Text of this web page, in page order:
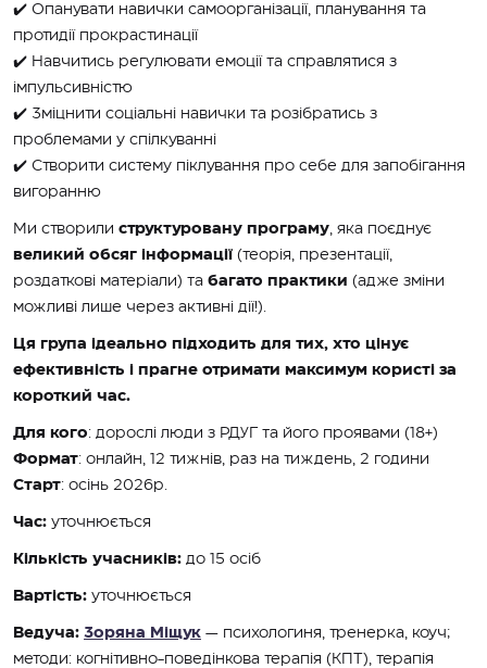
✔️ Опанувати навички самоорганізації, планування та
протидії прокрастинації
✔️ Навчитись регулювати емоції та справлятися з
імпульсивністю
✔️ Зміцнити соціальні навички та розібратись з
проблемами у спілкуванні
✔️ Створити систему піклування про себе для запобігання
вигоранню
Ми створили структуровану програму, яка поєднує
великий обсяг інформації (теорія, презентації,
роздаткові матеріали) та багато практики (адже зміни
можливі лише через активні дії!).
Ця група ідеально підходить для тих, хто цінує
ефективність і прагне отримати максимум користі за
короткий час.
Для кого: дорослі люди з РДУГ та його проявами (18+)
Формат: онлайн, 12 тижнів, раз на тиждень, 2 години
Старт: осінь 2026р.
Час: уточнюється
Кількість учасників: до 15 осіб
Вартість: уточнюється
Ведуча: Зоряна Міщук — психологиня, тренерка, коуч;
методи: когнітивно-поведінкова терапія (КПТ), терапія